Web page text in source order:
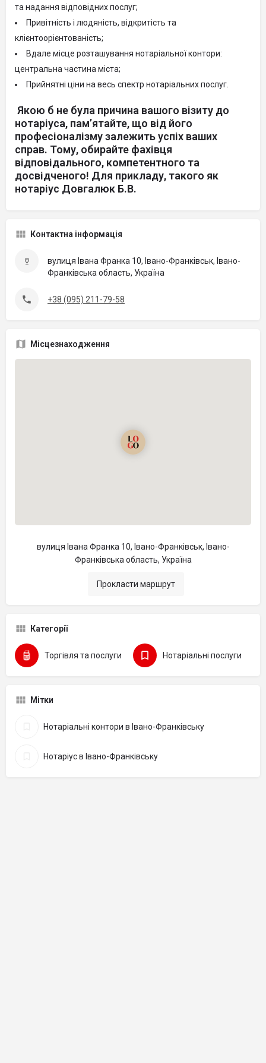
та надання відповідних послуг;
Привітність і людяність, відкритість та
клієнтоорієнтованість;
Вдале місце розташування нотаріальної контори:
центральна частина міста;
Прийнятні ціни на весь спектр нотаріальних послуг.
Якою б не була причина вашого візиту до
нотаріуса, пам’ятайте, що від його
професіоналізму залежить успіх ваших
справ. Тому, обирайте фахівця
відповідального, компетентного та
досвідченого! Для прикладу, такого як
нотаріус Довгалюк Б.В.
Контактна інформація
вулиця Івана Франка 10, Івано-Франківськ, Івано-
Франківська область, Україна
+38 (095) 211-79-58
Місцезнаходження
вулиця Івана Франка 10, Івано-Франківськ, Івано-
Франківська область, Україна
Прокласти маршрут
Категорії
Торгівля та послуги Нотаріальні послуги
Мітки
Нотаріальні контори в Івано-Франківську
Нотаріус в Івано-Франківську